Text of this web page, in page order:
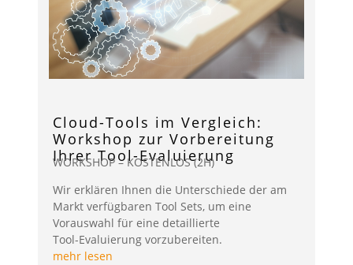
Cloud-Tools im Vergleich:
Workshop zur Vorbereitung
Ihrer Tool-Evaluierung
WORKSHOP – KOSTENLOS (2H)
Wir erklären Ihnen die Unterschiede der am
Markt verfügbaren Tool Sets, um eine
Vorauswahl für eine detaillierte
Tool-Evaluierung vorzubereiten.
mehr lesen